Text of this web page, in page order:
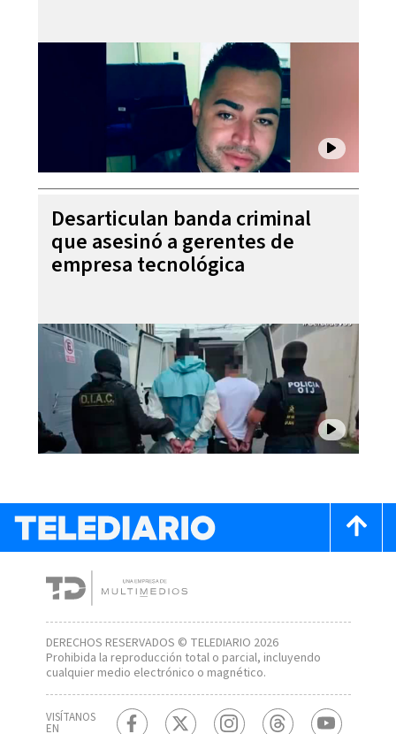
Desarticulan banda criminal
que asesinó a gerentes de
empresa tecnológica
DERECHOS RESERVADOS © TELEDIARIO 2026
Prohibida la reproducción total o parcial, incluyendo
cualquier medio electrónico o magnético.
VISÍTANOS
EN